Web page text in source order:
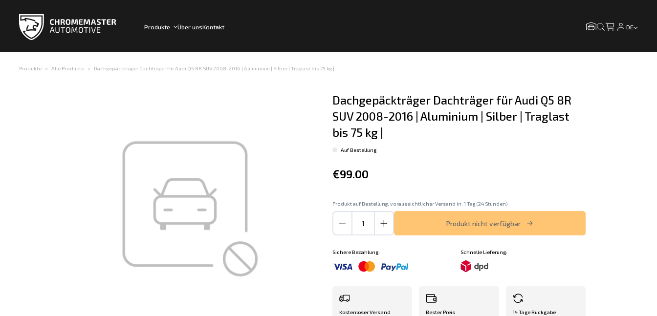
Produkte Über unsKontakt DE
Produkte Alle Produkte Dachgepäckträger Dachträger für Audi Q5 8R SUV 2008-2016 | Aluminium | Silber | Traglast bis 75 kg |
Dachgepäckträger Dachträger für Audi Q5 8R
SUV 2008-2016 | Aluminium | Silber | Traglast
bis 75 kg |
Auf Bestellung
€99.00
Produkt auf Bestellung, voraussichtlicher Versand in: 1 Tag (24 Stunden)
Produkt nicht verfügbar
Sichere Bezahlung: Schnelle Lieferung:
Kostenloser Versand Bester Preis 14 Tage Rückgabe